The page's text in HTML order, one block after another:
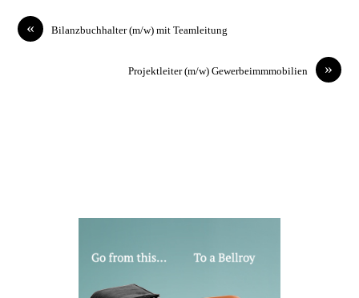
« Bilanzbuchhalter (m/w) mit Teamleitung
»
Projektleiter (m/w) Gewerbeimmmobilien